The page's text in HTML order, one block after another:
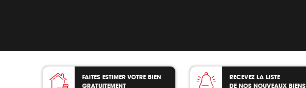
FAITES ESTIMER VOTRE BIEN
GRATUITEMENT
RECEVEZ LA LISTE
DE NOS NOUVEAUX BIENS